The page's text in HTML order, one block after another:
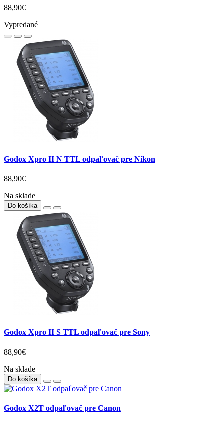
88,90€
Vypredané
Godox Xpro II N TTL odpaľovač pre Nikon
88,90€
Na sklade
Do košíka
Godox Xpro II S TTL odpaľovač pre Sony
88,90€
Na sklade
Do košíka
Godox X2T odpaľovač pre Canon